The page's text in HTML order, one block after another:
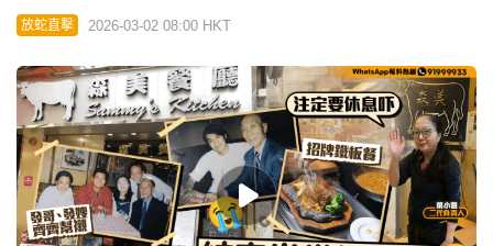
星島申訴王 | 西環森美餐廳結束半世紀歷史 二代店
主：最不捨得的是客人
放蛇直擊 2026-01-31 08:00 HKT